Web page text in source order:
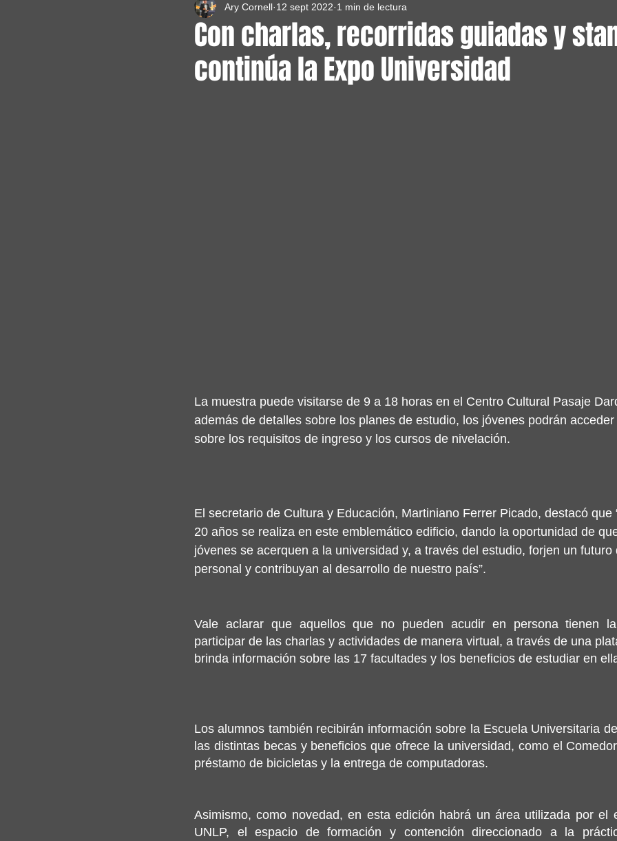
Con charlas, recorridas guiadas y
continúa la Expo Universidad
Ary Cornell 12 sept 2022 1 min de lectura
La muestra puede visitarse de 9 a 18 horas en el Centro Cultural Pasaje
además de detalles sobre los planes de estudio, los jóvenes podrán
sobre los requisitos de ingreso y los cursos de nivelación.
El secretario de Cultura y Educación, Martiniano Ferrer Picado, destacó que
20 años se realiza en este emblemático edificio, dando la oportunidad de
jóvenes se acerquen a la universidad y, a través del estudio, forjen un
personal y contribuyan al desarrollo de nuestro país”.
Vale aclarar que aquellos que no pueden acudir en persona tienen
participar de las charlas y actividades de manera virtual, a través de una
brinda información sobre las 17 facultades y los beneficios de estudiar en
Los alumnos también recibirán información sobre la Escuela Universitaria
las distintas becas y beneficios que ofrece la universidad, como el
préstamo de bicicletas y la entrega de computadoras.
Asimismo, como novedad, en esta edición habrá un área utilizada por el
UNLP, el espacio de formación y contención direccionado a la